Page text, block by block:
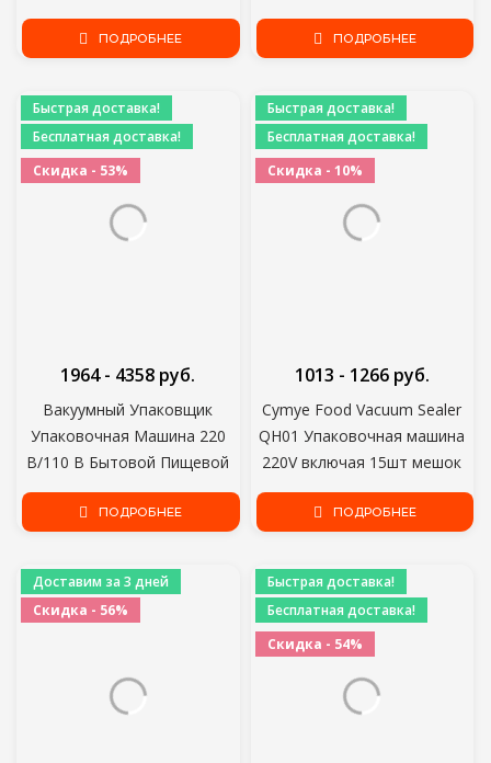
Vacuum Sealer Packaging
Machine Include 10Pcs Bags
ПОДРОБНЕЕ
Для Хранения Пищевых
Продуктов Новый Упаковщик
Вакуумные Мешки для
вакуумной Упаковки S273
ПОДРОБНЕЕ
Быстрая доставка!
Бесплатная доставка!
Скидка - 53%
Вакуумный Упаковщик
Упаковочная Машина 220
В/110 В Бытовой Пищевой
Вакуумный Упаковщик
Пленка Упаковщик
числе 15 шт. Сумки
1964 - 4358 руб.
ПОДРОБНЕЕ
Быстрая доставка!
Бесплатная доставка!
Скидка - 10%
Cymye Food Vacuum Sealer
QH01 Упаковочная машина
220V включая 15шт мешок
Вакуумный упаковщик может
быть использован для
продуктов
1013 - 1266 руб.
ПОДРОБНЕЕ
Доставим за 3 дней
Скидка - 56%
Быстрая доставка!
Бесплатная доставка!
Скидка - 54%